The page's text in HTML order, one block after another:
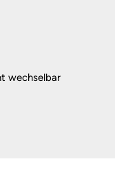
wechselbar